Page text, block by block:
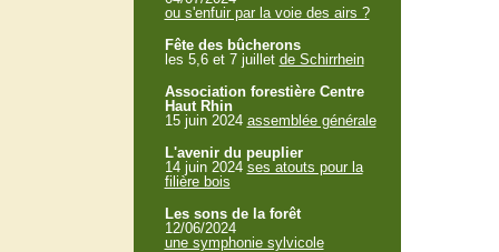
ou s'enfuir par la voie des airs ?
Fête des bûcherons
les 5,6 et 7 juillet de Schirrhein
Association forestière Centre
Haut Rhin
15 juin 2024 assemblée générale
L'avenir du peuplier
14 juin 2024 ses atouts pour la
filière bois
Les sons de la forêt
12/06/2024
une symphonie sylvicole